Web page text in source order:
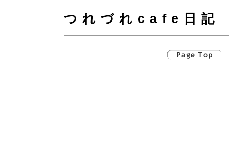
つれづれcafe日記